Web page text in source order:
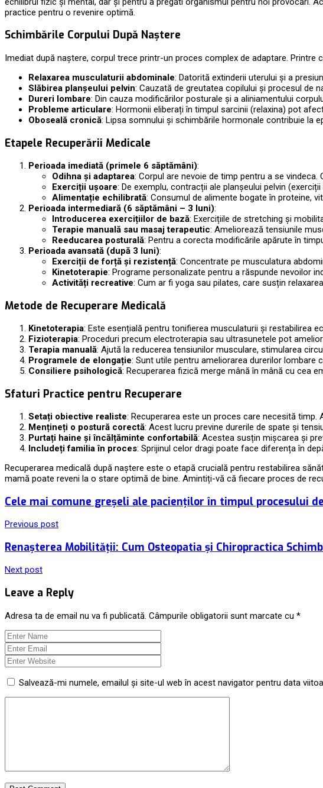
practice pentru o revenire optimă.
Schimbările Corpului După Naștere
Imediat după naștere, corpul trece printr-un proces complex de adaptare. Printre
Relaxarea musculaturii abdominale: Datorită extinderii uterului și a
Slăbirea planșeului pelvin: Cauzată de greutatea copilului și procesul de
Dureri lombare: Din cauza modificărilor posturale și a aliniamentului
Probleme articulare: Hormonii eliberați în timpul sarcinii (relaxina) pot
Oboseală cronică: Lipsa somnului și schimbările hormonale contribuie la
Etapele Recuperării Medicale
Perioada imediată (primele 6 săptămâni):
Odihna și adaptarea: Corpul are nevoie de timp pentru a se
Exerciții ușoare: De exemplu, contracții ale planșeului pelvin
Alimentație echilibrată: Consumul de alimente bogate în proteine,
Perioada intermediară (6 săptămâni – 3 luni):
Introducerea exercițiilor de bază: Exercițiile de stretching și
Terapie manuală sau masaj terapeutic: Ameliorează tensiunile
Reeducarea posturală: Pentru a corecta modificările apărute în
Perioada avansată (după 3 luni):
Exerciții de forță și rezistență: Concentrate pe musculatura
Kinetoterapie: Programe personalizate pentru a răspunde nevoilor
Activități recreative: Cum ar fi yoga sau pilates, care susțin
Metode de Recuperare Medicală
Kinetoterapia: Este esențială pentru tonifierea musculaturii și restabilirea
Fizioterapia: Proceduri precum electroterapia sau ultrasunetele pot
Terapia manuală: Ajută la reducerea tensiunilor musculare, stimularea
Programele de elongație: Sunt utile pentru ameliorarea durerilor lombare
Consiliere psihologică: Recuperarea fizică merge mână în mână cu cea
Sfaturi Practice pentru Recuperare
Setați obiective realiste: Recuperarea este un proces care necesită
Mențineți o postură corectă: Acest lucru previne durerile de spate și
Purtați haine și încălțăminte confortabilă: Acestea susțin mișcarea și
Includeți familia în proces: Sprijinul celor dragi poate face diferența în
Recuperarea medicală după naștere este o etapă crucială pentru restabilirea
mamă poate reveni la o stare optimă de bine. Amintiți-vă că fiecare proces de
Cele mai comune greșeli ale pacienților în timpul procesului
Previous post
Renașterea Mobilității: Cum Osteopatia și Chiropractica
Next post
Leave a Reply
Adresa ta de email nu va fi publicată. Câmpurile obligatorii sunt marcate cu *
Salvează-mi numele, emailul și site-ul web în acest navigator pentru data